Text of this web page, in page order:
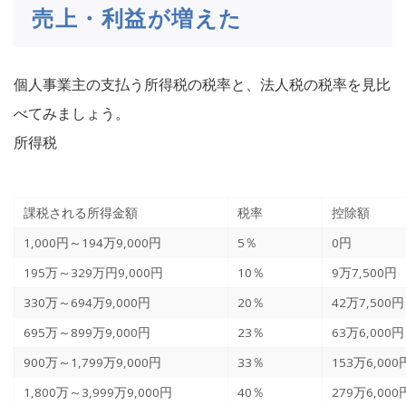
売上・利益が増えた
個人事業主の支払う所得税の税率と、法人税の税率を見比
べてみましょう。
所得税
課税される所得金額 税率
控除額
1,000円～194万9,000円
5％
0円
195万～329万円9,000円
10％
9万7,500円
330万～694万9,000円
20％
42万7,500円
695万～899万9,000円
23％
63万6,000円
900万～1,799万9,000円
33％
153万6,000
1,800万～3,999万9,000円
40％
279万6,000